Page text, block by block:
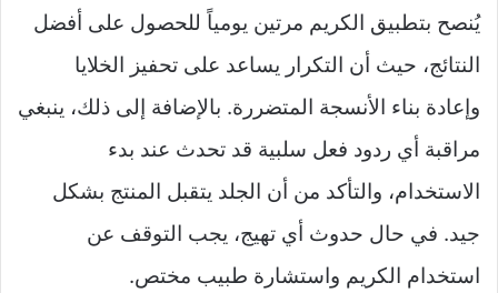
يُنصح بتطبيق الكريم مرتين يومياً للحصول على أفضل
النتائج، حيث أن التكرار يساعد على تحفيز الخلايا
وإعادة بناء الأنسجة المتضررة. بالإضافة إلى ذلك، ينبغي
مراقبة أي ردود فعل سلبية قد تحدث عند بدء
الاستخدام، والتأكد من أن الجلد يتقبل المنتج بشكل
جيد. في حال حدوث أي تهيج، يجب التوقف عن
استخدام الكريم واستشارة طبيب مختص.